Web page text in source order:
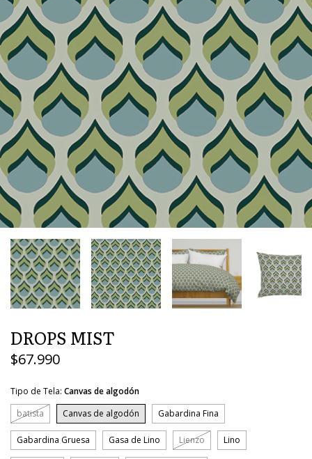
DROPS MIST
$67.990
Tipo de Tela: Canvas de algodón
batista
Canvas de algodón Gabardina Fina
Gabardina Gruesa Gasa de Lino Lienzo Lino